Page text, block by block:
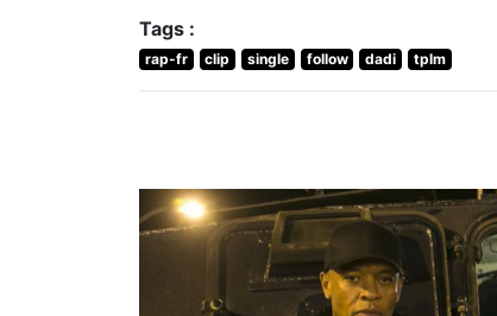
Tags :
rap-fr clip single follow dadi tplm